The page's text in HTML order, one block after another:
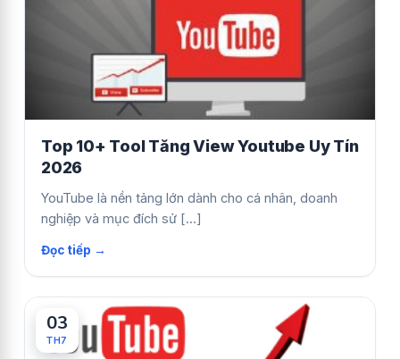
Top 10+ Tool Tăng View Youtube Uy Tín
2026
YouTube là nền tảng lớn dành cho cá nhân, doanh
nghiệp và mục đích sử [...]
03
TH7